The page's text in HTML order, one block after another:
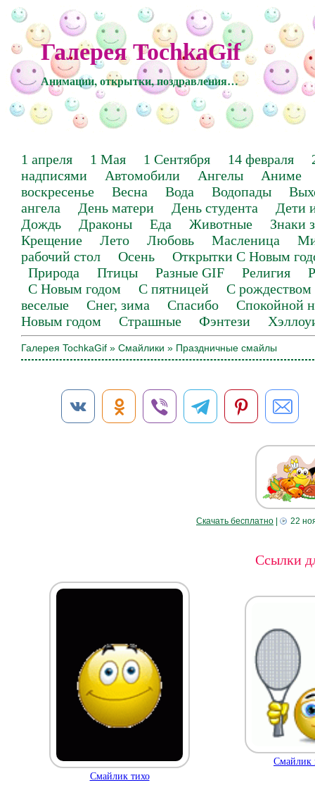
Галерея TochkaGif
Анимации, открытки, поздравления…
1 апреля 1 Мая 1 Сентября 14 февраля
надписями
Автомобили Ангелы
Аниме
воскресенье
Весна Вода Водопады
ангела
День матери День студента
Дети
Дождь
Драконы Еда Животные
Знаки
Крещение
Лето Любовь Масленица
рабочий стол
Осень
Открытки С Новым
Природа
Птицы Разные GIF Религия
С Новым годом
С пятницей
С рождеством
веселые
Снег, зима Спасибо
Спокойной
Новым годом
Страшные Фэнтези
Галерея TochkaGif » Смайлики » Праздничные смайлы
Скачать бесплатно 22
Ссылки
Смайлик тихо
Смайлик